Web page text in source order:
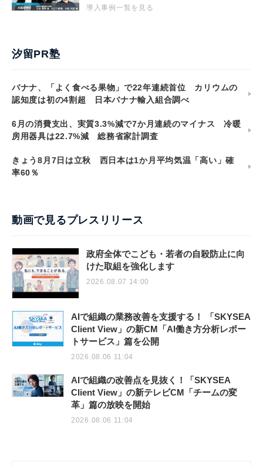
導入事例一覧を見る
汐留PR塾
バナナ、「よく食べる果物」で22年連続首位 カリウムの
認知度は初の4割超 日本バナナ輸入組合調べ
6月の消費支出、実質3.3%減で7か月連続のマイナス 冷暖
房用器具は22.7%減 総務省家計調査
きょう8月7日は立秋 西日本は1か月平均気温「高い」確
率60％
動画で見るプレスリリース
政府全体でこども・若者の自殺防止に向
けた取組を強化します
2026.08.07 14:00
AIで組織の業務改善を支援する！ 「SKYSEA
Client View」の新CM「AI働き方分析レポー
トサービス」篇を公開
2026.08.06 11:04
AIで組織の改善点を見抜く！「SKYSEA
Client View」の新テレビCM「チームの変
革」篇の放映を開始
2026.08.06 11:04